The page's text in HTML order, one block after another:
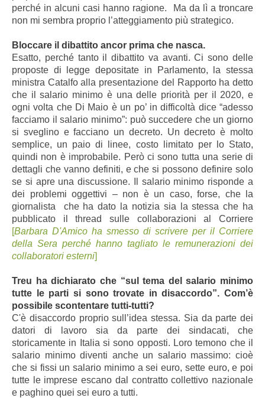
perché in alcuni casi hanno ragione. Ma da lì a troncare
non mi sembra proprio l’atteggiamento più strategico.
Bloccare il dibattito ancor prima che nasca.
Esatto, perché tanto il dibattito va avanti. Ci sono delle
proposte di legge depositate in Parlamento, la stessa
ministra Catalfo alla presentazione del Rapporto ha detto
che il salario minimo è una delle priorità per il 2020, e
ogni volta che Di Maio è un po’ in difficoltà dice “adesso
facciamo il salario minimo”: può succedere che un giorno
si sveglino e facciano un decreto. Un decreto è molto
semplice, un paio di linee, costo limitato per lo Stato,
quindi non è improbabile. Però ci sono tutta una serie di
dettagli che vanno definiti, e che si possono definire solo
se si apre una discussione. Il salario minimo risponde a
dei problemi oggettivi – non è un caso, forse, che la
giornalista che ha dato la notizia sia la stessa che ha
pubblicato il thread sulle collaborazioni al Corriere
[Barbara D'Amico ha smesso di scrivere per il Corriere
della Sera perché hanno tagliato le remunerazioni dei
collaboratori esterni]
Treu ha dichiarato che “sul tema del salario minimo
tutte le parti si sono trovate in disaccordo”. Com’è
possibile scontentare tutti-tutti?
C'è disaccordo proprio sull’idea stessa. Sia da parte dei
datori di lavoro sia da parte dei sindacati, che
storicamente in Italia si sono opposti. Loro temono che il
salario minimo diventi anche un salario massimo: cioè
che si fissi un salario minimo a sei euro, sette euro, e poi
tutte le imprese escano dal contratto collettivo nazionale
e paghino quei sei euro a tutti.